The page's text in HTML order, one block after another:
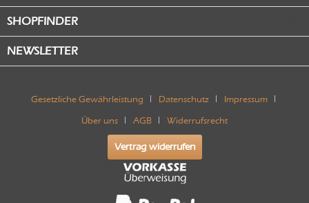
SHOPFINDER
NEWSLETTER
Gesetzliche Gewährleistung Datenschutz Impressum
Über uns AGB Widerrufsrecht
Vertrag widerrufen